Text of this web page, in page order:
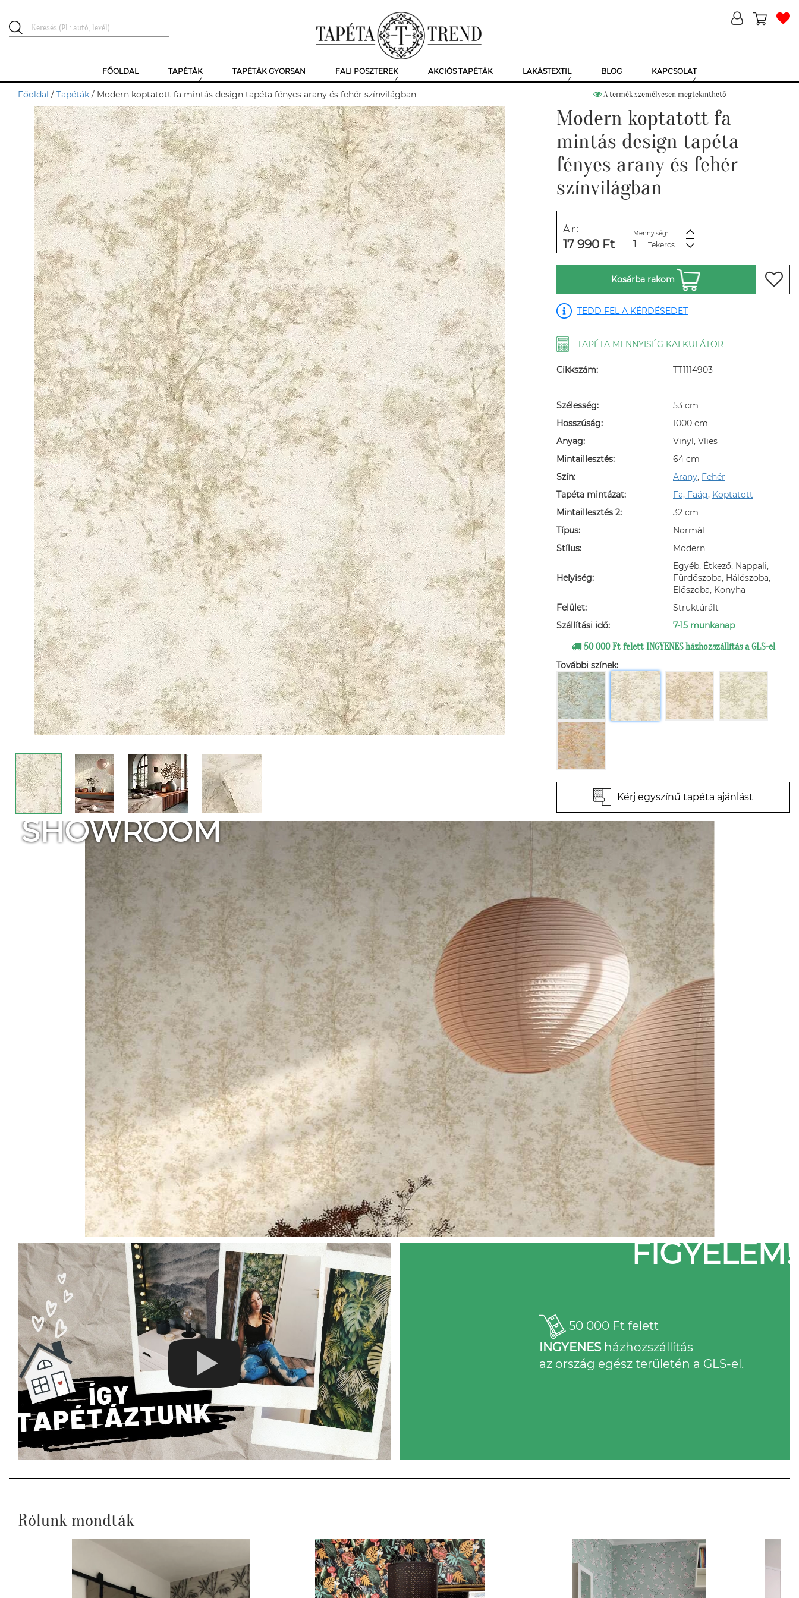
FŐOLDAL TAPÉTÁK TAPÉTÁK GYORSAN FALI POSZTEREK AKCIÓS TAPÉTÁK LAKÁSTEXTIL BLOG KAPCSOLAT
Főoldal / Tapéták / Modern koptatott fa mintás design tapéta fényes arany és fehér színvilágban A termék személyesen megtekinthető
Modern koptatott fa
mintás design tapéta
fényes arany és fehér
színvilágban
Ár:
17 990 Ft
Mennyiség:
Tekercs
Kosárba rakom
TEDD FEL A KÉRDÉSEDET
TAPÉTA MENNYISÉG KALKULÁTOR
Cikkszám: TT1114903
Szélesség:
53 cm
Hosszúság:
1000 cm
Anyag:
Vinyl, Vlies
Mintaillesztés:
64 cm
Szín:
Arany, Fehér
Tapéta mintázat:
Fa, Faág, Koptatott
Mintaillesztés 2:
32 cm
Típus:
Normál
Stílus:
Modern
Helyiség:
Egyéb, Étkező, Nappali,
Fürdőszoba, Hálószoba,
Előszoba, Konyha
Felület:
Struktúrált
Szállítási idő:
7-15 munkanap
50 000 Ft felett INGYENES házhozszállítás a GLS-el
További színek:
Kérj egyszínű tapéta ajánlást
SHOWROOM
FIGYELEM!
50 000 Ft felett
INGYENESházhozszállítás
az ország egész területén a GLS-el.
Rólunk mondták